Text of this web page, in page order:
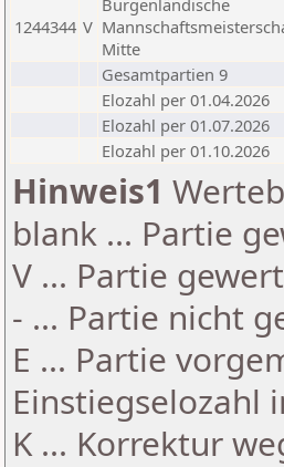
1244344 V
Burgenländische
Mitte
Gesamtpartien 9
Elozahl per 01.04.2026
Elozahl per 01.07.2026
Elozahl per 01.10.2026
Hinweis1
blank ... Partie
V ... Partie
- ... Partie nicht
E ... Partie
Einstiegselozahl
K ... Korrektur